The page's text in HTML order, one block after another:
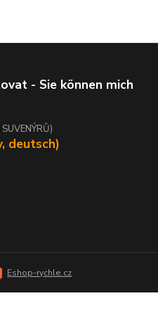
- Sie können mich
deutsch)
Eshop-rychle.cz